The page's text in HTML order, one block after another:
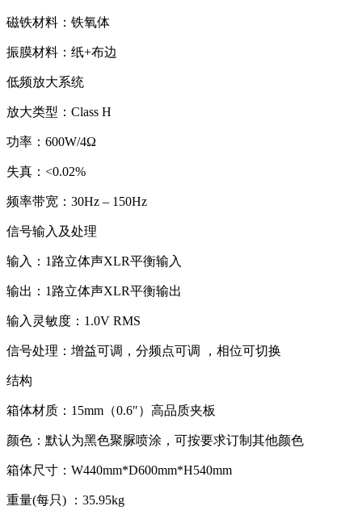
磁铁材料：铁氧体
振膜材料：纸+布边
低频放大系统
放大类型：Class H
功率：600W/4Ω
失真：<0.02%
频率带宽：30Hz – 150Hz
信号输入及处理
输入：1路立体声XLR平衡输入
输出：1路立体声XLR平衡输出
输入灵敏度：1.0V RMS
信号处理：增益可调，分频点可调 ，相位可切换
结构
箱体材质：15mm（0.6″）高品质夹板
颜色：默认为黑色聚脲喷涂，可按要求订制其他颜色
箱体尺寸：W440mm*D600mm*H540mm
重量(每只) ：35.95kg